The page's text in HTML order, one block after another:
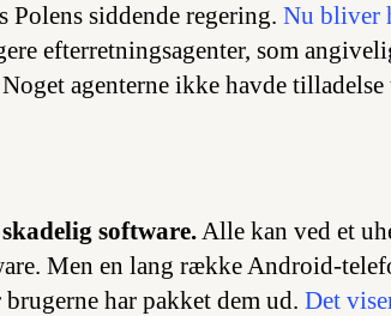
siddende regering. Nu bliver
efterretningsagenter, som
agenterne ikke havde
software.Alle kan ved et
Men en lang række Android-
har pakket dem ud. Det